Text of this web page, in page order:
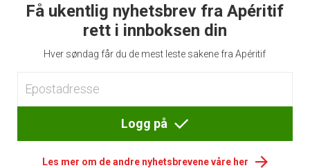
Få ukentlig nyhetsbrev fra Apéritif
rett i innboksen din
Hver søndag får du de mest leste sakene fra Apéritif
Logg på
Les mer om de andre nyhetsbrevene våre her